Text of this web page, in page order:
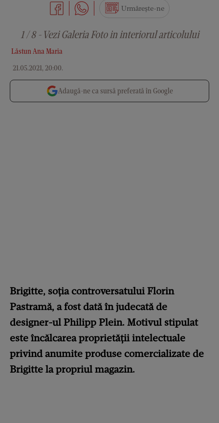
Lăstun Ana Maria
21.05.2021, 20:00.
Urmărește-ne
1 / 8 - Vezi Galeria Foto in interiorul articolului
Adaugă-ne ca sursă preferată în Google
Brigitte, soția controversatului Florin
Pastramă, a fost dată în judecată de
designer-ul Philipp Plein. Motivul stipulat
este încălcarea proprietății intelectuale
privind anumite produse comercializate de
Brigitte la propriul magazin.